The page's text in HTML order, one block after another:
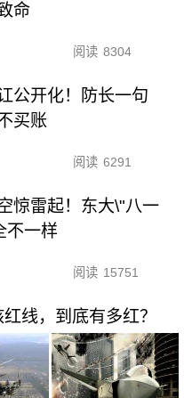
命
阅读 8304
公开化！防长一句
买账
阅读 6291
惊雷起！东大\"八一
不一样
阅读 15751
线，到底有多红？